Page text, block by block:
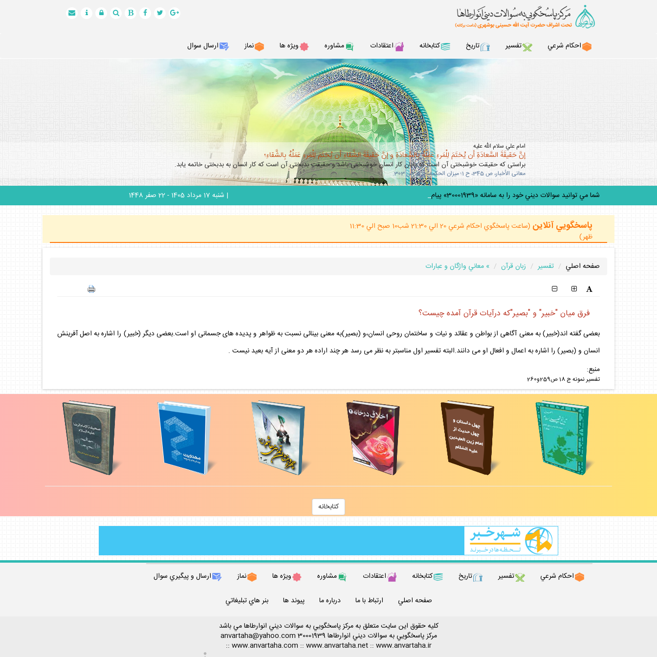
احكام شرعي تفسير تاريخ كتابخانه اعتقادات مشاوره ويژه ها نماز ارسال سوال
امام علي سلام الله عليه
إنَّ حَقيقَةَ السَّعادَةِ أن يُختَمَ لِلْمَرءِ عَمَلُهُ بِالسَّعادَةِ و إنَّ حَقيقَةَ الشَّقاءِ أن يُختَمَ لِلْمَرءِ عَمَلُهُ بِالشَّقاءِ؛
براستى كه حقيقت خوشبختى آن است كه پايان كار انسان خوشبختى باشد و حقيقت بدبختى آن است كه كار انسان به بدبختى خاتمه يابد.
معانى الأخبار، ص 345، ح 1؛ ميزان الحكمه، ج 5، ص 303.
شما مي توانيد سوالات ديني خود را به سامانه «30001939» پيامك كني | شنبه 17 مرداد 1405 - 22 صفر 1448
پاسخگويي آنلاين
(ساعت پاسخگوي احكام شرعي 20 الي 21:30 شب10 صبح الي 11:30
ظهر)
صفحه اصلي تفسير زبان قرآن » معاني واژگان و عبارات
فرق ميان "خبير" و "بصير"كه درآيات قرآن آمده چيست؟
بعضى گفته اند(خبير) به معنى آگاهى از بواطن و عقائد و نيات و ساختمان روحى انسان،و (بصير)به معنى بينائى نسبت به ظواهر و پديده هاى جسمانى او است.بعضى ديگر (خبير) را اشاره به اصل آفرينش
انسان و (بصير) را اشاره به اعمال و افعال او مى دانند.البته تفسير اول مناسبتر به نظر مى رسد هر چند اراده هر دو معنى از آيه بعيد نيست .
منبع:
تفسير نمونه ج 18 ص259و260
كتابخانه
احكام شرعي تفسير تاريخ كتابخانه اعتقادات مشاوره ويژه ها نماز ارسال و پيگيري سوال
صفحه اصلي ارتباط با ما درباره ما پيوند ها بنر هاي تبليغاتي
كليه حقوق اين سايت متعلق به مركز پاسخگويي به سوالات ديني انوارطاها مي باشد
مركز پاسخگويي به سوالات ديني انوارطاها 30001939
anvartaha@yahoo.com
www.anvartaha.com :: www.anvartaha.net:: www.anvartaha.ir
::